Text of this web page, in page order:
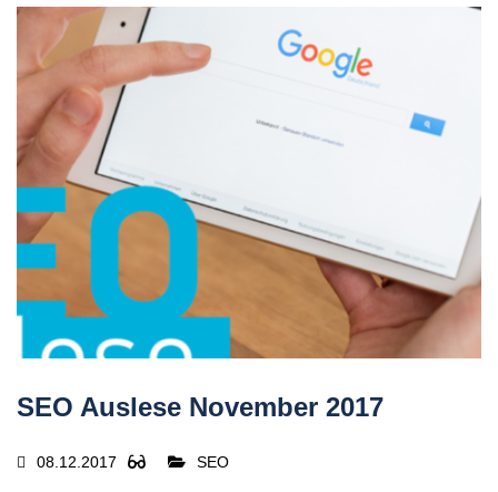
SEO Auslese November 2017
08.12.2017 SEO